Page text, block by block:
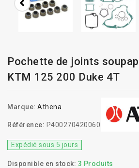
Pochette de joints
KTM 125 200 Duke 4T
Marque: Athena
Référence: P400270420060
Expédié sous 5 jours
Disponible en stock: 3 Produits